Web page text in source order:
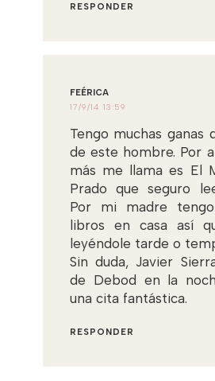
RESPONDER
FEÉRICA
17/9/14 13:59
Tengo muchas ganas
de este hombre. Por
más me llama es El
Prado que seguro
Por mi madre
libros en casa así
leyéndole tarde o
Sin duda, Javier
de Debod en la
una cita fantástica.
RESPONDER